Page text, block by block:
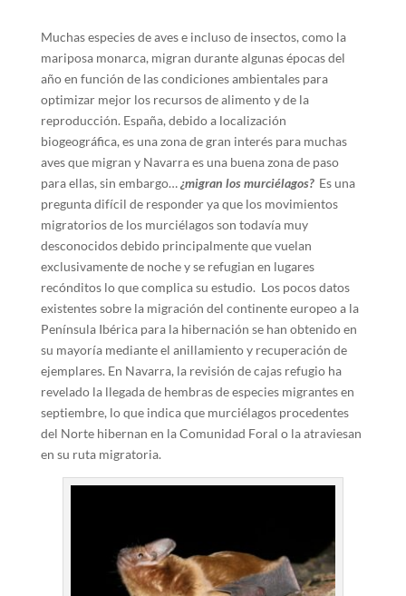
Muchas especies de aves e incluso de insectos, como la
mariposa monarca, migran durante algunas épocas del
año en función de las condiciones ambientales para
optimizar mejor los recursos de alimento y de la
reproducción. España, debido a localización
biogeográfica, es una zona de gran interés para muchas
aves que migran y Navarra es una buena zona de paso
para ellas, sin embargo…¿migran los murciélagos? Es una
pregunta difícil de responder ya que los movimientos
migratorios de los murciélagos son todavía muy
desconocidos debido principalmente que vuelan
exclusivamente de noche y se refugian en lugares
recónditos lo que complica su estudio. Los pocos datos
existentes sobre la migración del continente europeo a la
Península Ibérica para la hibernación se han obtenido en
su mayoría mediante el anillamiento y recuperación de
ejemplares. En Navarra, la revisión de cajas refugio ha
revelado la llegada de hembras de especies migrantes en
septiembre, lo que indica que murciélagos procedentes
del Norte hibernan en la Comunidad Foral o la atraviesan
en su ruta migratoria.